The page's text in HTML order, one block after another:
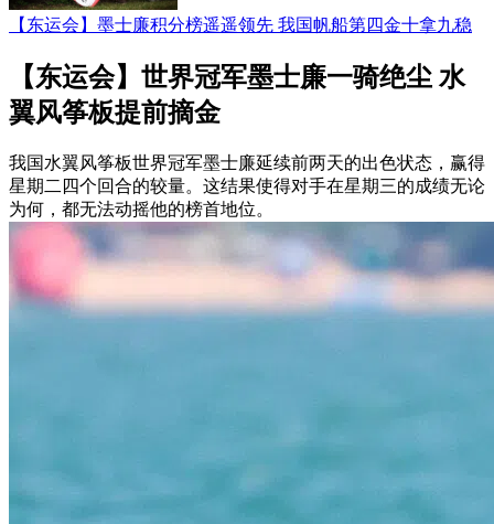
【东运会】墨士廉积分榜遥遥领先 我国帆船第四金十拿九稳
【东运会】世界冠军墨士廉一骑绝尘 水
翼风筝板提前摘金
我国水翼风筝板世界冠军墨士廉延续前两天的出色状态，赢得
星期二四个回合的较量。这结果使得对手在星期三的成绩无论
为何，都无法动摇他的榜首地位。